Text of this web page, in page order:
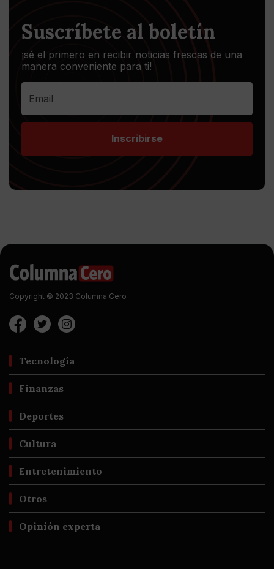
Suscríbete al boletín
¡sé el primero en recibir noticias frescas de una
manera conveniente para ti!
Inscribirse
Copyright © 2023 Columna Cero
Tecnología
Finanzas
Deportes
Cultura
Entretenimiento
Otros
Opinión experta